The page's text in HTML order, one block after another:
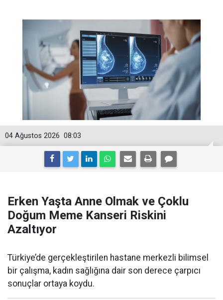
08:03
04 Ağustos 2026
Erken Yaşta Anne Olmak ve Çoklu
Doğum Meme Kanseri Riskini
Azaltıyor
Türkiye’de gerçekleştirilen hastane merkezli bilimsel
bir çalışma, kadın sağlığına dair son derece çarpıcı
sonuçlar ortaya koydu.